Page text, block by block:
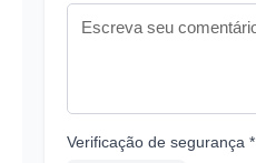
Verificação de segurança *